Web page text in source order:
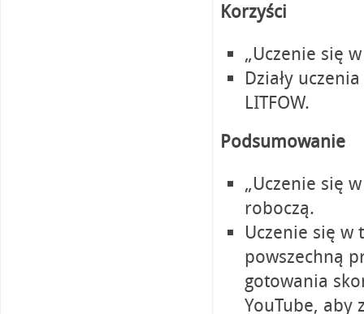
Korzyści
„Uczenie się
Działy
LITFOW.
Podsumowanie
„Uczenie się
roboczą.
Uczenie się w
powszechną
gotowania
YouTube, aby